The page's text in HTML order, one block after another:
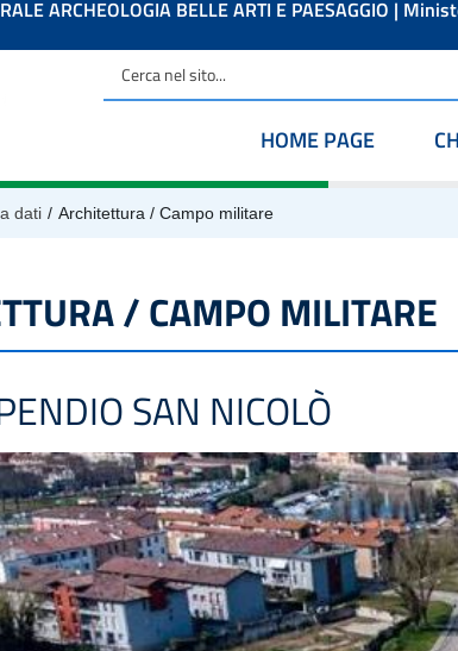
ARCHEOLOGIA BELLE ARTI E PAESAGGIO |
HOME PAGE
dati / Architettura / Campo militare
/ CAMPO MILITARE
SAN NICOLÒ